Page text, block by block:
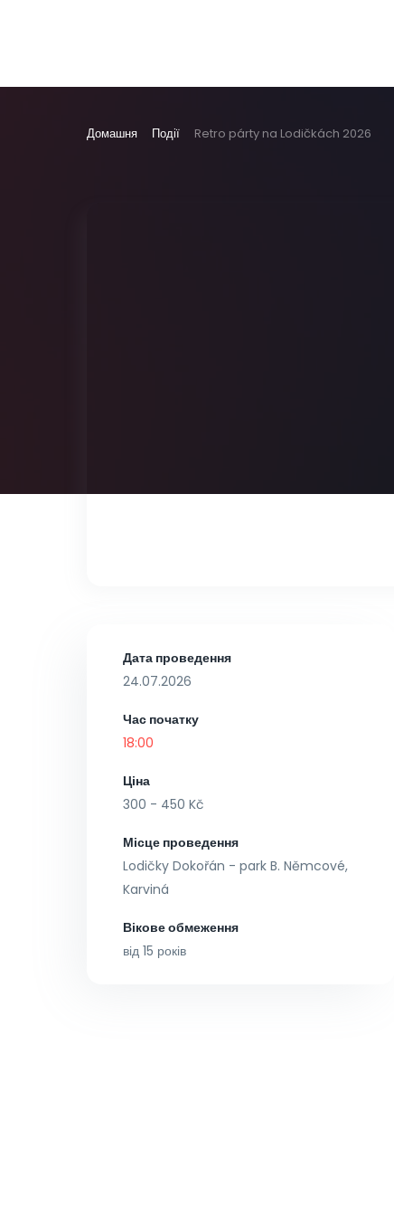
Домашня Події Retro párty na Lodičkách 2026
Дата проведення
24.07.2026
Час початку
18:00
Ціна
300 - 450 Kč
Місце проведення
Lodičky Dokořán - park B. Němcové,
Karviná
Вікове обмеження
від 15 років